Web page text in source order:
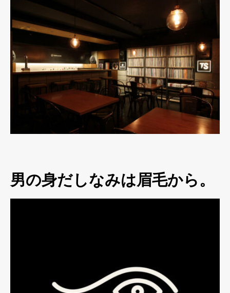
男の身だしなみは眉毛から。